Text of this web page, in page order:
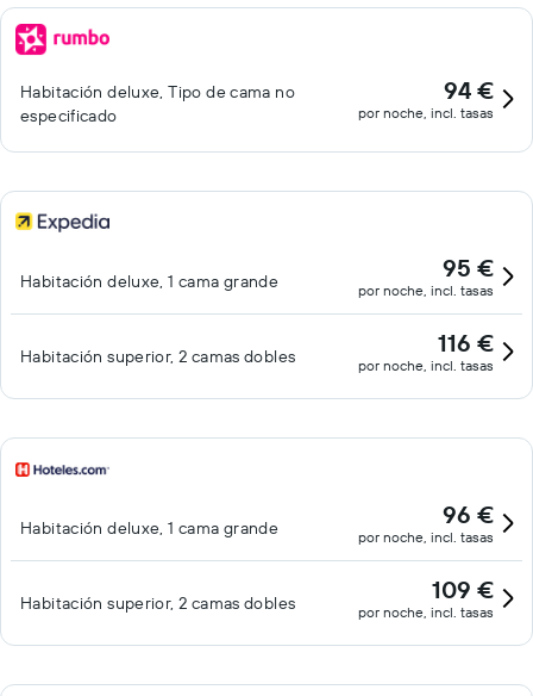
Habitación deluxe, Tipo de cama no
especificado
94 €
por noche, incl. tasas
Habitación deluxe, 1 cama grande 95 €
por noche, incl. tasas
Habitación superior, 2 camas dobles 116 €
por noche, incl. tasas
Habitación deluxe, 1 cama grande 96 €
por noche, incl. tasas
Habitación superior, 2 camas dobles 109 €
por noche, incl. tasas